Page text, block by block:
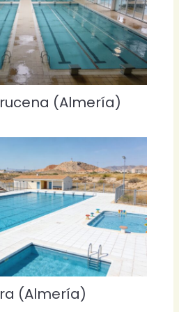
(Almería)
(Almería)